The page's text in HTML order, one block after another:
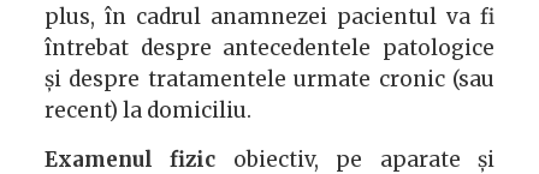
plus, în cadrul anamnezei pacientul va fi
întrebat despre antecedentele patologice
și despre tratamentele urmate cronic (sau
recent) la domiciliu.
Examenul fizic obiectiv, pe aparate și